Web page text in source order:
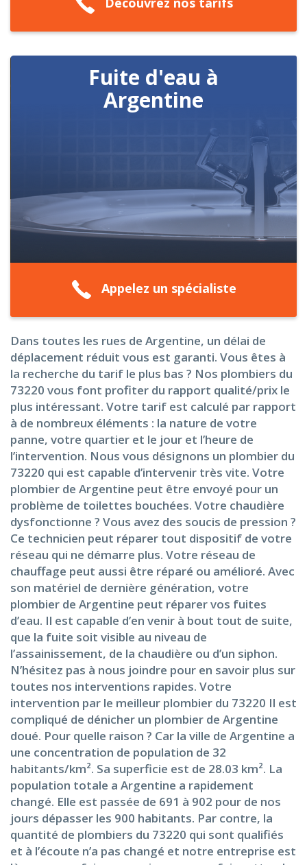
Fuite d'eau à
Argentine
Appelez un spécialiste
Dans toutes les rues de Argentine, un délai de
déplacement réduit vous est garanti. Vous êtes à
la recherche du tarif le plus bas ? Nos plombiers du
73220 vous font profiter du rapport qualité/prix le
plus intéressant. Votre tarif est calculé par rapport
à de nombreux éléments : la nature de votre
panne, votre quartier et le jour et l’heure de
l’intervention. Nous vous désignons un plombier du
73220 qui est capable d’intervenir très vite. Votre
plombier de Argentine peut être envoyé pour un
problème de toilettes bouchées. Votre chaudière
dysfonctionne ? Vous avez des soucis de pression ?
Ce technicien peut réparer tout dispositif de votre
réseau qui ne démarre plus. Votre réseau de
chauffage peut aussi être réparé ou amélioré. Avec
son matériel de dernière génération, votre
plombier de Argentine peut réparer vos fuites
d’eau. Il est capable d’en venir à bout tout de suite,
que la fuite soit visible au niveau de
l’assainissement, de la chaudière ou d’un siphon.
N’hésitez pas à nous joindre pour en savoir plus sur
toutes nos interventions rapides. Votre
intervention par le meilleur plombier du 73220 Il est
compliqué de dénicher un plombier de Argentine
doué. Pour quelle raison ? Car la ville de Argentine a
une concentration de population de 32
habitants/km². Sa superficie est de 28.03 km². La
population totale a Argentine a rapidement
changé. Elle est passée de 691 à 902 pour de nos
jours dépasser les 900 habitants. Par contre, la
quantité de plombiers du 73220 qui sont qualifiés
et à l’écoute n’a pas changé et notre entreprise est